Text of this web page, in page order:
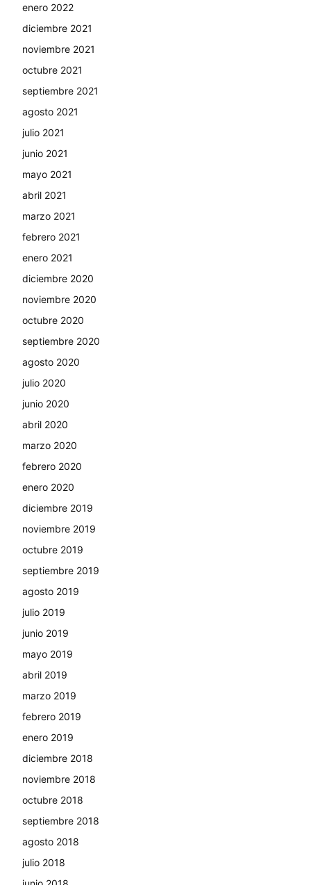
enero 2022
diciembre 2021
noviembre 2021
octubre 2021
septiembre 2021
agosto 2021
julio 2021
junio 2021
mayo 2021
abril 2021
marzo 2021
febrero 2021
enero 2021
diciembre 2020
noviembre 2020
octubre 2020
septiembre 2020
agosto 2020
julio 2020
junio 2020
abril 2020
marzo 2020
febrero 2020
enero 2020
diciembre 2019
noviembre 2019
octubre 2019
septiembre 2019
agosto 2019
julio 2019
junio 2019
mayo 2019
abril 2019
marzo 2019
febrero 2019
enero 2019
diciembre 2018
noviembre 2018
octubre 2018
septiembre 2018
agosto 2018
julio 2018